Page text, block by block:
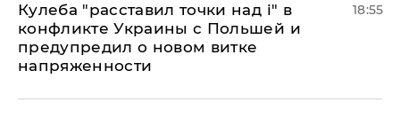
Кулеба "расставил точки над і" в
конфликте Украины с Польшей и
предупредил о новом витке
напряженности
18:55